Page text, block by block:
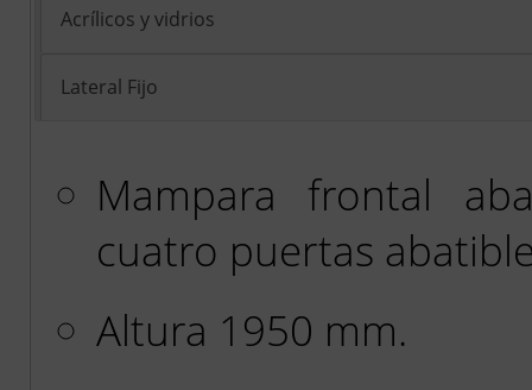
Acrílicos y vidrios
Lateral Fijo
Mampara frontal
cuatro puertas
Altura 1950 mm.